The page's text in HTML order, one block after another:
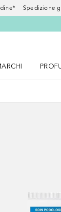
Spedizione